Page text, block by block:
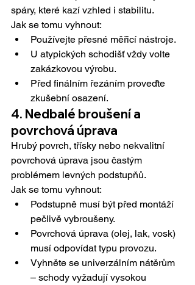
spáry, které kazí vzhled i stabilitu.
Jak se tomu vyhnout:
Používejte přesné měřicí nástroje.
U atypických schodišť vždy volte
zakázkovou výrobu.
Před finálním řezáním proveďte
zkušební osazení.
4. Nedbalé broušení a
povrchová úprava
Hrubý povrch, třísky nebo nekvalitní
povrchová úprava jsou častým
problémem levných podstupňů.
Jak se tomu vyhnout:
Podstupně musí být před montáží
pečlivě vybroušeny.
Povrchová úprava (olej, lak, vosk)
musí odpovídat typu provozu.
Vyhněte se univerzálním nátěrům
– schody vyžadují vysokou